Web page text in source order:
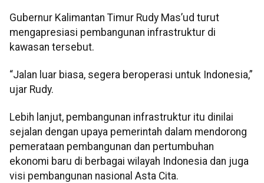
Gubernur Kalimantan Timur Rudy Mas’ud turut
mengapresiasi pembangunan infrastruktur di
kawasan tersebut.
“Jalan luar biasa, segera beroperasi untuk Indonesia,”
ujar Rudy.
Lebih lanjut, pembangunan infrastruktur itu dinilai
sejalan dengan upaya pemerintah dalam mendorong
pemerataan pembangunan dan pertumbuhan
ekonomi baru di berbagai wilayah Indonesia dan juga
visi pembangunan nasional Asta Cita.